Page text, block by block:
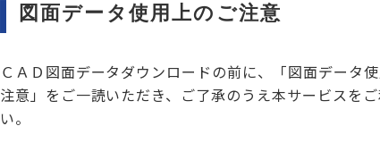
図面データ使用上のご注意
ＣＡＤ図面データダウンロードの前に、「図面データ
注意」をご一読いただき、ご了承のうえ本サービスを
い。